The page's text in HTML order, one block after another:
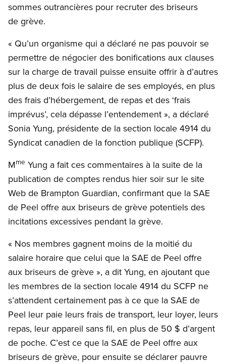
sommes outrancières pour recruter des briseurs
de grève.
« Qu’un organisme qui a déclaré ne pas pouvoir se
permettre de négocier des bonifications aux clauses
sur la charge de travail puisse ensuite offrir à d’autres
plus de deux fois le salaire de ses employés, en plus
des frais d’hébergement, de repas et des ‘frais
imprévus’, cela dépasse l’entendement », a déclaré
Sonia Yung, présidente de la section locale 4914 du
Syndicat canadien de la fonction publique (SCFP).
Mme Yung a fait ces commentaires à la suite de la
publication de comptes rendus hier soir sur le site
Web de Brampton Guardian, confirmant que la SAE
de Peel offre aux briseurs de grève potentiels des
incitations excessives pendant la grève.
« Nos membres gagnent moins de la moitié du
salaire horaire que celui que la SAE de Peel offre
aux briseurs de grève », a dit Yung, en ajoutant que
les membres de la section locale 4914 du SCFP ne
s’attendent certainement pas à ce que la SAE de
Peel leur paie leurs frais de transport, leur loyer, leurs
repas, leur appareil sans fil, en plus de 50 $ d’argent
de poche. C’est ce que la SAE de Peel offre aux
briseurs de grève, pour ensuite se déclarer pauvre